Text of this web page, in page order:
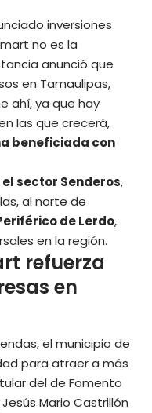
inversiones
no es la
anunció que
en Tamaulipas,
ahí, ya que hay
las que crecerá,
beneficiada con
sector Senderos,
al norte de
de Lerdo,
en la región.
refuerza
en
el municipio de
para atraer a más
del de Fomento
Mario Castrillón